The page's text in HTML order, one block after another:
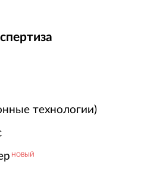
технологии)
НОВЫЙ